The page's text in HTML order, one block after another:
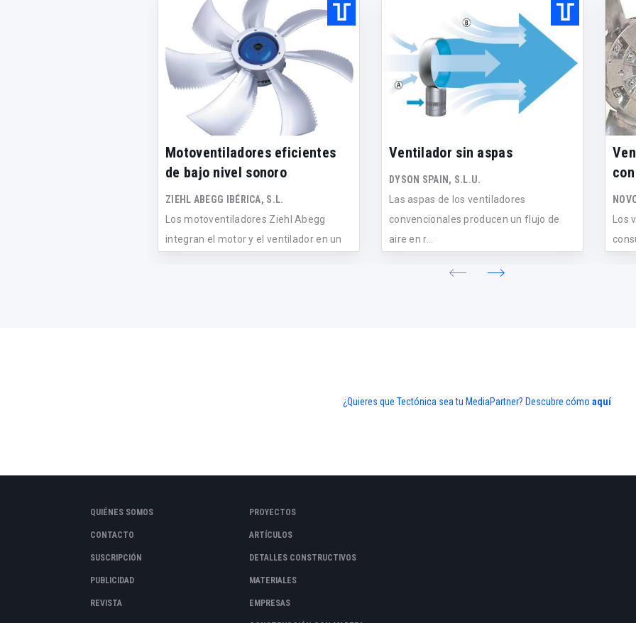
Motoventiladores eficientes
de bajo nivel sonoro
ZIEHL ABEGG IBÉRICA, S.L.
Los motoventiladores Ziehl Abegg
integran el motor y el ventilador en un
Ventilador sin aspas
DYSON SPAIN, S.L.U.
Las aspas de los ventiladores
convencionales producen un flujo de
aire en r...
¿Quieres que Tectónica sea tu MediaPartner? Descubre cómo aquí
QUIÉNES SOMOS
CONTACTO
SUSCRIPCIÓN
PUBLICIDAD
REVISTA
PROYECTOS
ARTÍCULOS
DETALLES CONSTRUCTIVOS
MATERIALES
EMPRESAS